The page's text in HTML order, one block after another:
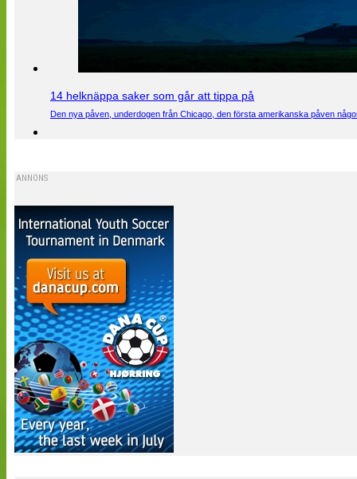
14 helknäppa saker som går att tippa på
Den nya påven, underdogen från Chicago, den första amerikanska påven
ANNONS